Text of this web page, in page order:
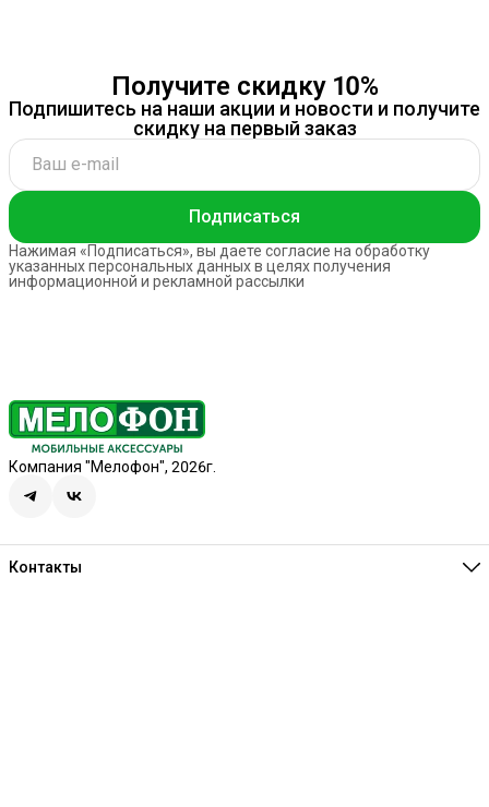
Получите скидку 10%
Подпишитесь на наши акции и новости и получите
скидку на первый заказ
Подписаться
Нажимая «Подписаться», вы даете согласие на обработку
указанных персональных данных в целях получения
информационной и рекламной рассылки
Компания "Мелофон", 2026г.
Контакты